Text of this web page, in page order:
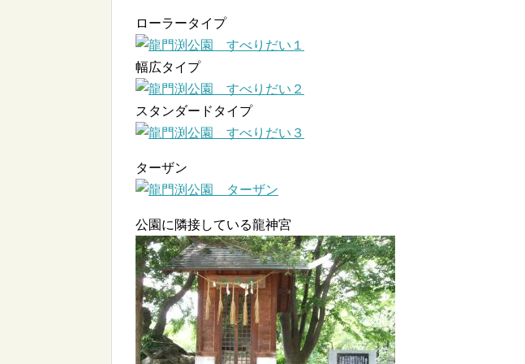
ローラータイプ
幅広タイプ
スタンダードタイプ
ターザン
公園に隣接している龍神宮